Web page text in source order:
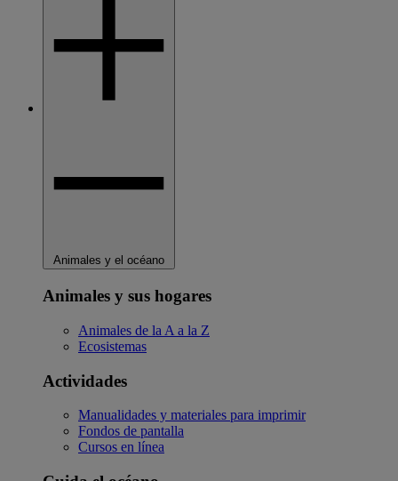
Animales y el océano
Animales y sus hogares
Animales de la A a la Z
Ecosistemas
Actividades
Manualidades y materiales para imprimir
Fondos de pantalla
Cursos en línea